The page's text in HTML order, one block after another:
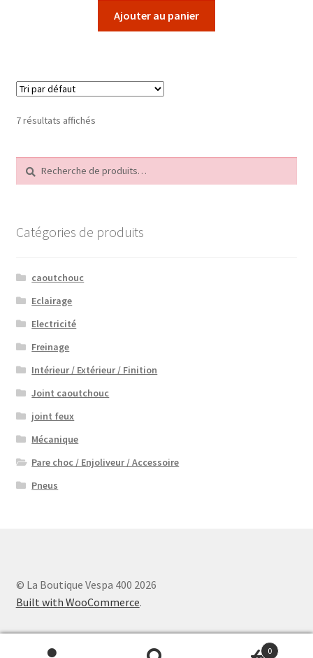
Ajouter au panier
7 résultats affichés
Recherche
pour :
Recherche
Catégories de produits
caoutchouc
Eclairage
Electricité
Freinage
Intérieur / Extérieur / Finition
Joint caoutchouc
joint feux
Mécanique
Pare choc / Enjoliveur / Accessoire
Pneus
© La Boutique Vespa 400 2026
Built with WooCommerce.
0